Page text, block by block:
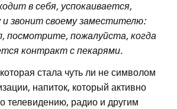
в себя, успокаивается,
звонит своему заместителю:
посмотрите, пожалуйста, когда
контракт с пекарями.
стала чуть ли не символом
напиток, который активно
телевидению, радио и другим